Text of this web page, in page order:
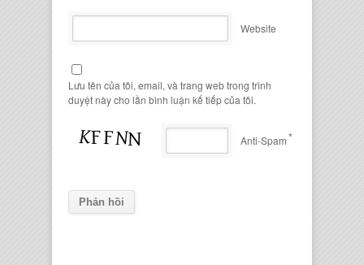
Website
Lưu tên của tôi, email, và trang web trong trình
duyệt này cho lần bình luận kế tiếp của tôi.
Anti-Spam*